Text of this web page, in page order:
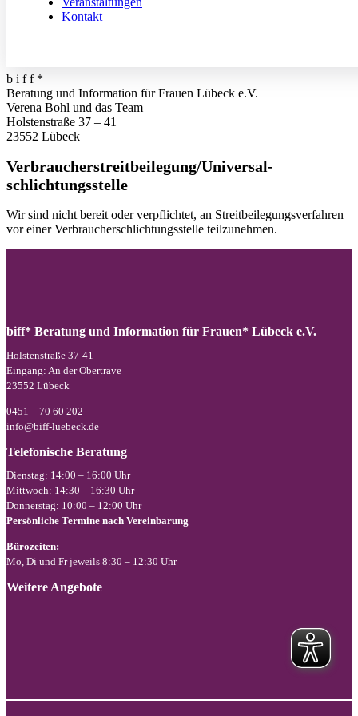
Kontakt
Telefon: 0451 – 70 60 202
info@biff-luebeck.de
b i f f *
Beratung und Information für Frauen Lübeck e.V.
Verena Bohl und das Team
Holstenstraße 37 – 41
23552 Lübeck
Verbraucher­streit­beilegung/Universal­
schlichtungs­stelle
Wir sind nicht bereit oder verpflichtet, an Streitbeilegungsverfahren
vor einer Verbraucherschlichtungsstelle teilzunehmen.
biff* Beratung und Information für Frauen* Lübeck e.V.
Holstenstraße 37-41
Eingang: An der Obertrave
23552 Lübeck
0451 – 70 60 202
info@biff-luebeck.de
Telefonische Beratung
Dienstag: 14:00 – 16:00 Uhr
Mittwoch: 14:30 – 16:30 Uhr
Donnerstag: 10:00 – 12:00 Uhr
Persönliche Termine nach Vereinbarung
Bürozeiten:
Mo, Di und Fr jeweils 8:30 – 12:30 Uhr
Weitere Angebote